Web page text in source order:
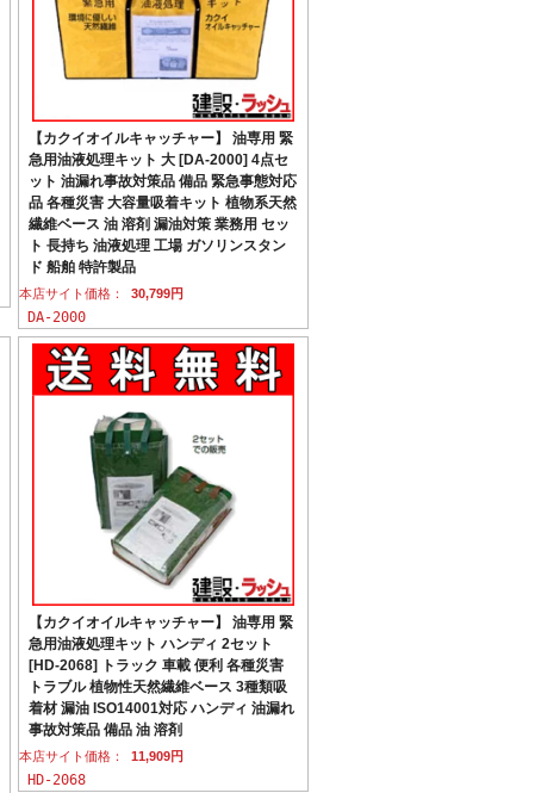
【カクイオイルキャッチャー】 油専用 緊
急用油液処理キット 大 [DA-2000] 4点セ
ット 油漏れ事故対策品 備品 緊急事態対応
品 各種災害 大容量吸着キット 植物系天然
繊維ベース 油 溶剤 漏油対策 業務用 セッ
ト 長持ち 油液処理 工場 ガソリンスタン
ド 船舶 特許製品
本店サイト価格： 30,799円
DA-2000
【カクイオイルキャッチャー】 油専用 緊
急用油液処理キット ハンディ 2セット
[HD-2068] トラック 車載 便利 各種災害
トラブル 植物性天然繊維ベース 3種類吸
着材 漏油 ISO14001対応 ハンディ 油漏れ
事故対策品 備品 油 溶剤
本店サイト価格： 11,909円
HD-2068